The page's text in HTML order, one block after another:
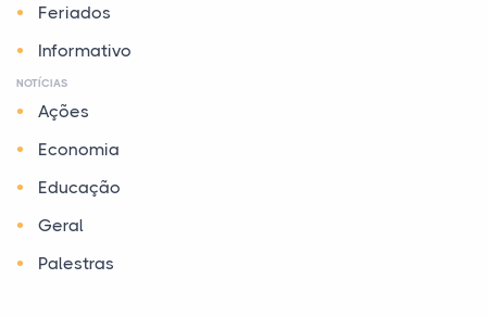
Feriados
Informativo
NOTÍCIAS
Ações
Economia
Educação
Geral
Palestras